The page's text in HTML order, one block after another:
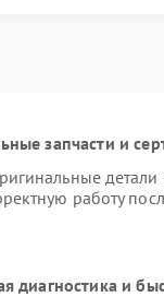
запчасти и
работу
диагностика и